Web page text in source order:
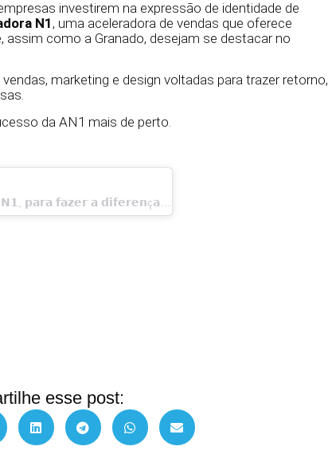
investirem na expressão de identidade de
N1 , uma aceleradora de vendas que oferece
como a Granado, desejam se destacar no
marketing e design voltadas para trazer retorno,
da AN1 mais de perto.
esse post: